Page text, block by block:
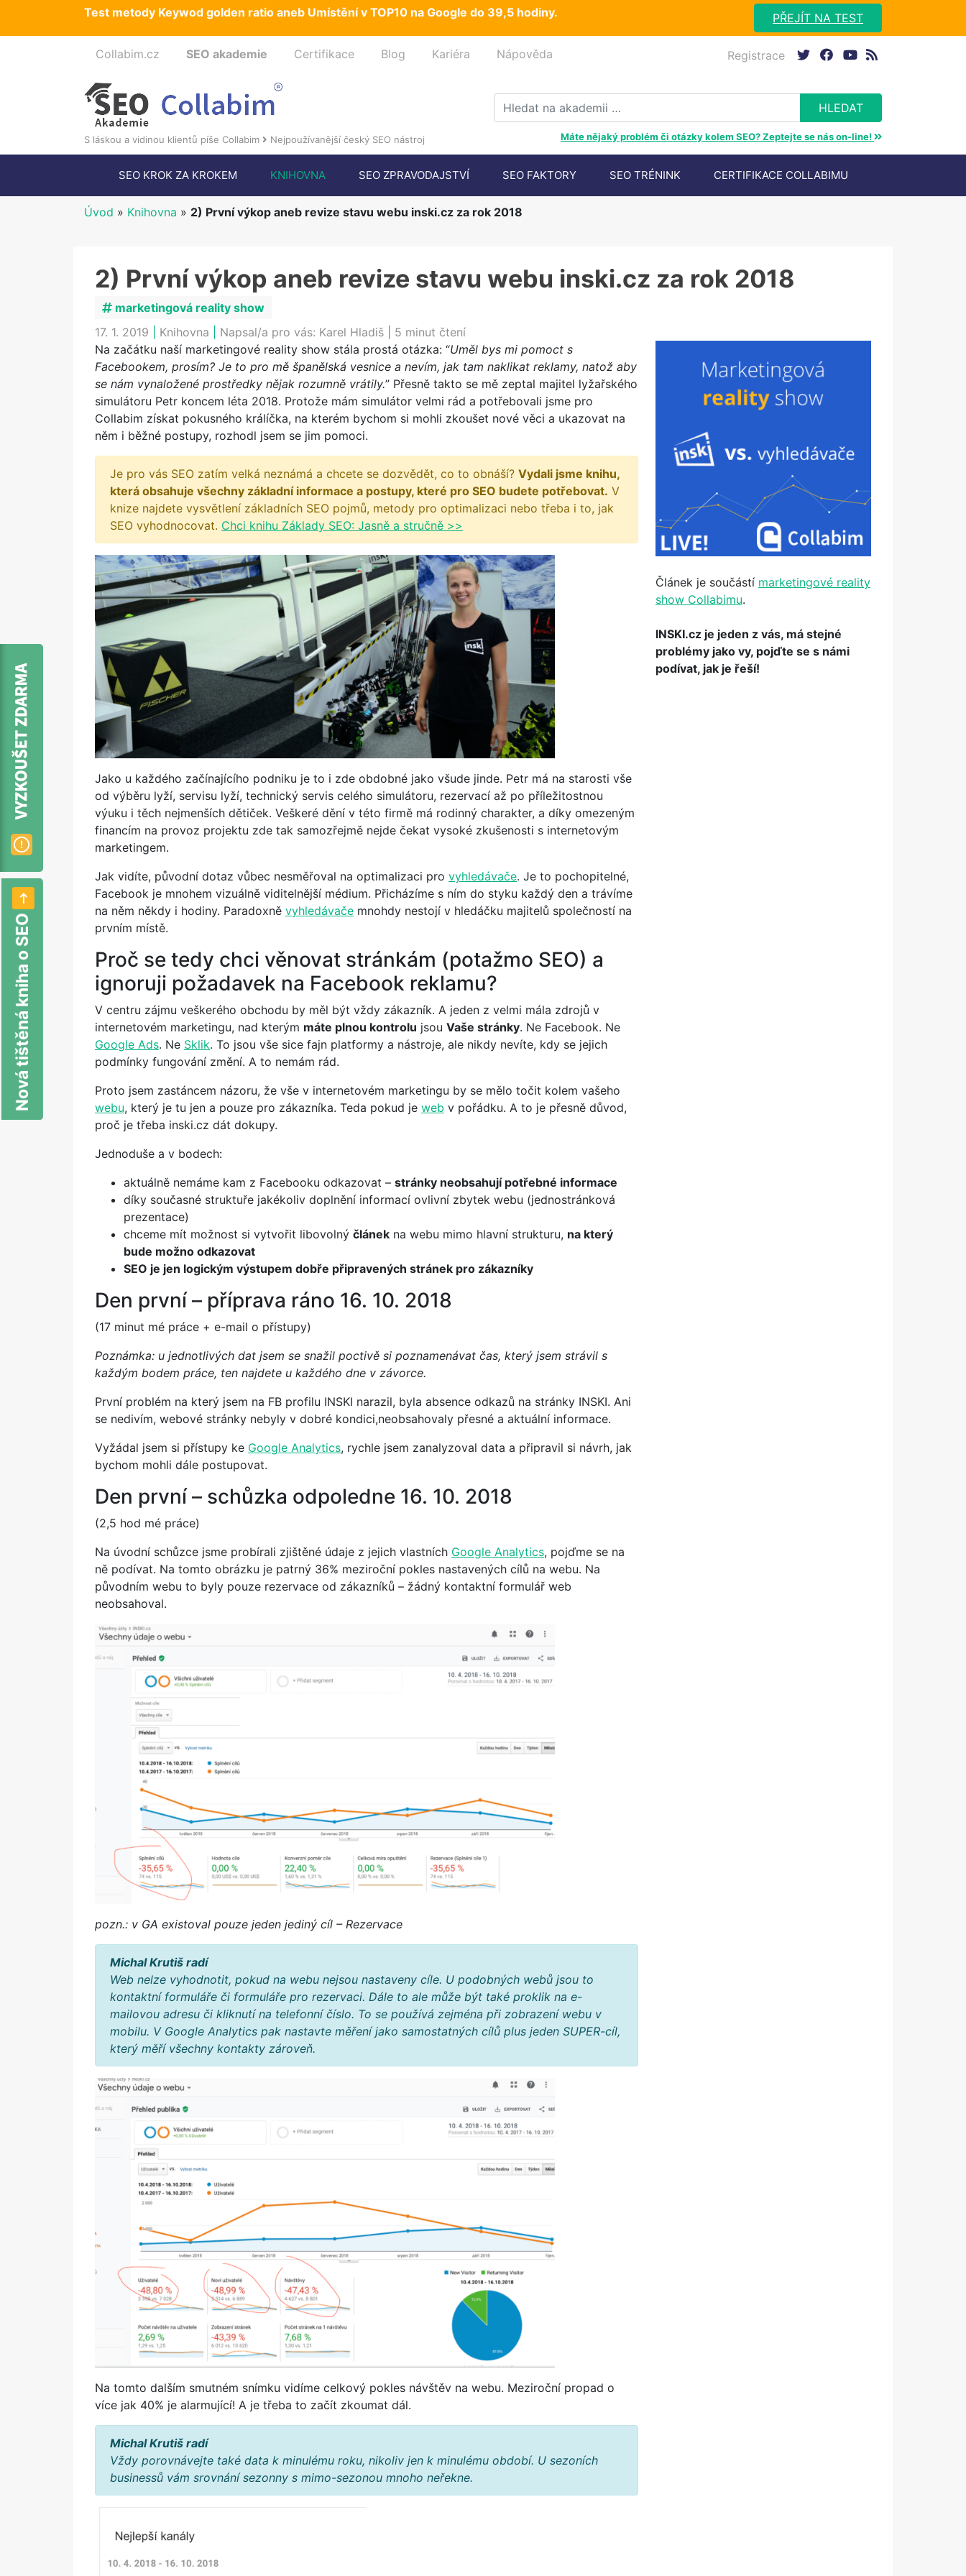
Test metody Keywod golden ratio aneb Umístění v TOP10 na Google do 39,5 hodiny. PŘEJÍT NA TEST
Nová tištěná kniha o SEO
Collabim.cz SEO akademie Certifikace Blog Kariéra Nápověda
Registrace
S láskou a vidinou klientů píše Collabim Nejpoužívanější český SEO nástroj Máte nějaký problém či otázky kolem SEO? Zeptejte se nás on-line!
SEO KROK ZA KROKEM KNIHOVNA SEO ZPRAVODAJSTVÍ SEO FAKTORY SEO TRÉNINK CERTIFIKACE COLLABIMU
Úvod » Knihovna » 2) První výkop aneb revize stavu webu inski.cz za rok 2018
2) První výkop aneb revize stavu webu inski.cz za rok 2018
marketingová reality show
17. 1. 2019
Knihovna Napsal/a pro vás: Karel Hladiš 5 minut čtení
Článek je součástí marketingové reality
show Collabimu.
INSKI.cz je jeden z vás, má stejné
problémy jako vy, pojďte se s námi
podívat, jak je řeší!
Na začátku naší marketingové reality show stála prostá otázka: “Uměl bys mi pomoct s
Facebookem, prosím? Je to pro mě španělská vesnice a nevím, jak tam naklikat reklamy, natož aby
se nám vynaložené prostředky nějak rozumně vrátily.” Přesně takto se mě zeptal majitel lyžařského
simulátoru Petr koncem léta 2018. Protože mám simulátor velmi rád a potřebovali jsme pro
Collabim získat pokusného králíčka, na kterém bychom si mohli zkoušet nové věci a ukazovat na
něm i běžné postupy, rozhodl jsem se jim pomoci.
Je pro vás SEO zatím velká neznámá a chcete se dozvědět, co to obnáší? Vydali jsme knihu,
která obsahuje všechny základní informace a postupy, které pro SEO budete potřebovat. V
knize najdete vysvětlení základních SEO pojmů, metody pro optimalizaci nebo třeba i to, jak
SEO vyhodnocovat. Chci knihu Základy SEO: Jasně a stručně >>
Jako u každého začínajícího podniku je to i zde obdobné jako všude jinde. Petr má na starosti vše
od výběru lyží, servisu lyží, technický servis celého simulátoru, rezervací až po příležitostnou
výuku i těch nejmenších dětiček. Veškeré dění v této firmě má rodinný charakter, a díky omezeným
financím na provoz projektu zde tak samozřejmě nejde čekat vysoké zkušenosti s internetovým
marketingem.
Jak vidíte, původní dotaz vůbec nesměřoval na optimalizaci pro vyhledávače. Je to pochopitelné,
Facebook je mnohem vizuálně viditelnější médium. Přicházíme s ním do styku každý den a trávíme
na něm někdy i hodiny. Paradoxně vyhledávače mnohdy nestojí v hledáčku majitelů společností na
prvním místě.
Proč se tedy chci věnovat stránkám (potažmo SEO) a
ignoruji požadavek na Facebook reklamu?
V centru zájmu veškerého obchodu by měl být vždy zákazník. A jeden z velmi mála zdrojů v
internetovém marketingu, nad kterým máte plnou kontrolu jsou Vaše stránky. Ne Facebook. Ne
Google Ads. Ne Sklik. To jsou vše sice fajn platformy a nástroje, ale nikdy nevíte, kdy se jejich
podmínky fungování změní. A to nemám rád.
Proto jsem zastáncem názoru, že vše v internetovém marketingu by se mělo točit kolem vašeho
webu, který je tu jen a pouze pro zákazníka. Teda pokud je web v pořádku. A to je přesně důvod,
proč je třeba inski.cz dát dokupy.
Jednoduše a v bodech:
aktuálně nemáme kam z Facebooku odkazovat – stránky neobsahují potřebné informace
díky současné struktuře jakékoliv doplnění informací ovlivní zbytek webu (jednostránková
prezentace)
chceme mít možnost si vytvořit libovolný článek na webu mimo hlavní strukturu, na který
bude možno odkazovat
SEO je jen logickým výstupem dobře připravených stránek pro zákazníky
Den první – příprava ráno 16. 10. 2018
(17 minut mé práce + e-mail o přístupy)
Poznámka: u jednotlivých dat jsem se snažil poctivě si poznamenávat čas, který jsem strávil s
každým bodem práce, ten najdete u každého dne v závorce.
První problém na který jsem na FB profilu INSKI narazil, byla absence odkazů na stránky INSKI. Ani
se nedivím, webové stránky nebyly v dobré kondici,neobsahovaly přesné a aktuální informace.
Vyžádal jsem si přístupy ke Google Analytics, rychle jsem zanalyzoval data a připravil si návrh, jak
bychom mohli dále postupovat.
Den první – schůzka odpoledne 16. 10. 2018
(2,5 hod mé práce)
Na úvodní schůzce jsme probírali zjištěné údaje z jejich vlastních Google Analytics, pojďme se na
ně podívat. Na tomto obrázku je patrný 36% meziroční pokles nastavených cílů na webu. Na
původním webu to byly pouze rezervace od zákazníků – žádný kontaktní formulář web
neobsahoval.
pozn.: v GA existoval pouze jeden jediný cíl – Rezervace
Michal Krutiš radí
Web nelze vyhodnotit, pokud na webu nejsou nastaveny cíle. U podobných webů jsou to
kontaktní formuláře či formuláře pro rezervaci. Dále to ale může být také proklik na e-
mailovou adresu či kliknutí na telefonní číslo. To se používá zejména při zobrazení webu v
mobilu. V Google Analytics pak nastavte měření jako samostatných cílů plus jeden SUPER-cíl,
který měří všechny kontakty zároveň.
Na tomto dalším smutném snímku vidíme celkový pokles návštěv na webu. Meziroční propad o
více jak 40% je alarmující! A je třeba to začít zkoumat dál.
Michal Krutiš radí
Vždy porovnávejte také data k minulému roku, nikoliv jen k minulému období. U sezoních
businessů vám srovnání sezonny s mimo-sezonou mnoho neřekne.